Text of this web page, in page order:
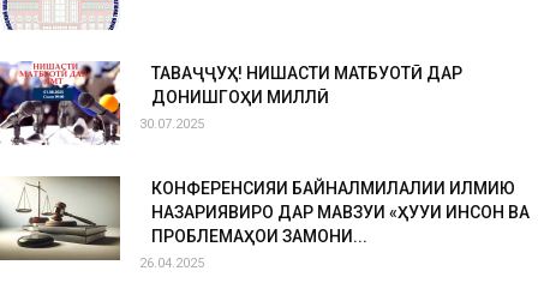
ТАВАҶҶУҲ! НИШАСТИ МАТБУОТӢ ДАР
ДОНИШГОҲИ МИЛЛӢ
30.07.2025
КОНФЕРЕНСИЯИ БАЙНАЛМИЛАЛИИ ИЛМИЮ
НАЗАРИЯВИРО ДАР МАВЗУИ «ҲУҚУҚИ ИНСОН ВА
ПРОБЛЕМАҲОИ ЗАМОНИ...
26.04.2025